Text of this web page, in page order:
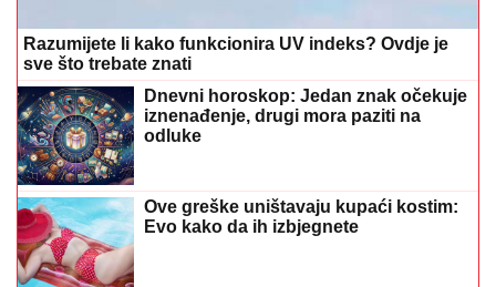
Antonio Banderas o srčanom udaru: "To je najbolja
stvar koja mi se dogodila"
(VIDEO, FOTO) PRVE SLIKE
VJERIDBE DRAGANA STANKOVIĆA I